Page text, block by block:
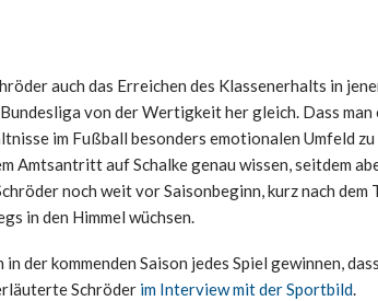
auch das Erreichen des Klassenerhalts in
von der Wertigkeit her gleich. Dass man
im Fußball besonders emotionalen Umfeld
Amtsantritt auf Schalke genau wissen, seitdem
noch weit vor Saisonbeginn, kurz nach
in den Himmel wüchsen.
der kommenden Saison jedes Spiel gewinnen,
Schröder im Interview mit der Sportbild.